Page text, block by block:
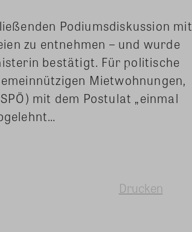
Podiumsdiskussion mit
zu entnehmen – und wurde
bestätigt. Für politische
Mietwohnungen,
mit dem Postulat „einmal
Drucken